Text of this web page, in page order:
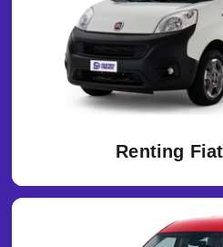
Renting